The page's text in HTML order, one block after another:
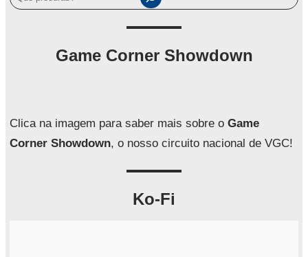
e
a
r
Game Corner Showdown
Clica na imagem para saber mais sobre o Game
Corner Showdown, o nosso circuito nacional de VGC!
Ko-Fi